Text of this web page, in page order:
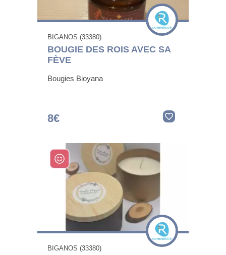
BIGANOS (33380)
BOUGIE DES ROIS AVEC SA
FÈVE
Bougies Bioyana
8€
BIGANOS (33380)